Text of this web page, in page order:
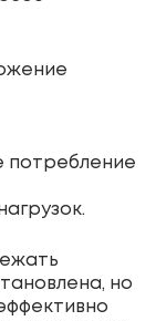
потребление
но